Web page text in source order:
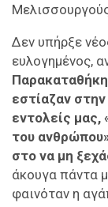
Δεν υπήρξε
ευλογημένος,
Παρακαταθήκη
εστίαζαν στην
εντολείς μας,
του
στο να μη
άκουγα πάντα
φαινόταν η